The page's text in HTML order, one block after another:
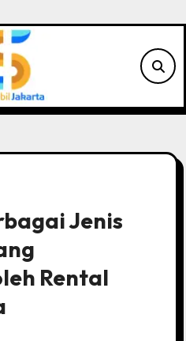
Jenis
Rental